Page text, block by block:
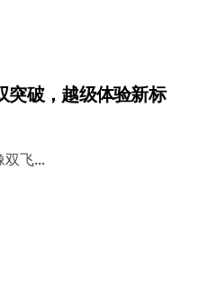
突破，越级体验新标
双飞…